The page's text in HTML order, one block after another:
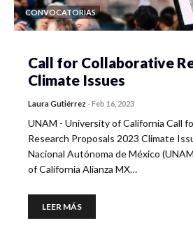
CONVOCATORIAS
Call for Collaborative
Climate Issues
Laura Gutiérrez -Feb 16, 2023
UNAM - University of California Call
Research Proposals 2023 Climate
Nacional Autónoma de México
of California Alianza MX…
LEER MÁS